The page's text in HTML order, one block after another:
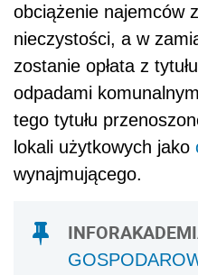
obciążenie najemców
nieczystości, a w
zostanie opłata z
odpadami
tego tytułu
lokali użytkowych jako
wynajmującego.